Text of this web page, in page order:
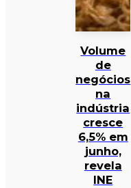
Volume
de
negócios
na
indústria
cresce
6,5% em
junho,
revela
INE